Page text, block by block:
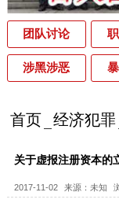
为什么选择智豪
罪
团队讨论
涉黑涉恶
首页 经济犯罪
关于虚报注册资本的
2017-11-02 来源：未知